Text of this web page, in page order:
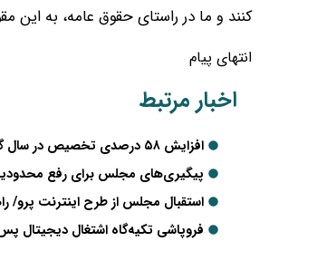
کنند و ما در راستای حقوق عامه، به این
انتهای پیام
اخبار مرتبط
افزایش ۵۸ درصدی تخصیص در سال گذشته/ هشدار درباره آسیب مشاغل خانگی از محدودیت اینترنت
پیگیری‌های مجلس برای رفع
استقبال مجلس از طرح اینترنت پرو/
فروپاشی تکیه‌گاه اشتغال دیجیتال